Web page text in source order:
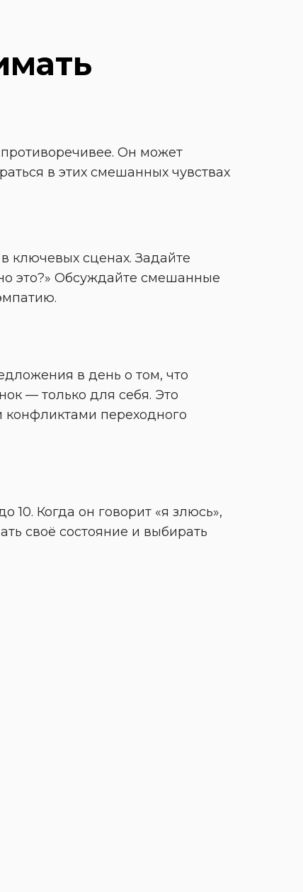
Он может
в этих смешанных чувствах
ключевых сценах. Задайте
это?» Обсуждайте смешанные
в день о том, что
— только для себя. Это
конфликтами переходного
10. Когда он говорит «я злюсь»,
своё состояние и выбирать